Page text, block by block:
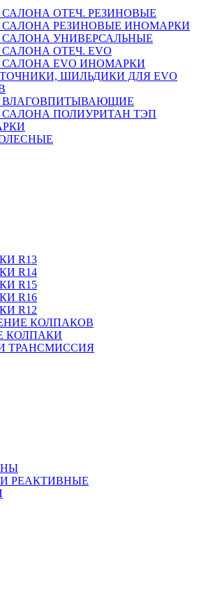
ОТЕЧ. РЕЗИНОВЫЕ
РЕЗИНОВЫЕ ИНОМАРКИ
УНИВЕРСАЛЬНЫЕ
ОТЕЧ. EVO
EVO ИНОМАРКИ
ШИЛЬДИКИ ДЛЯ EVO
ВЛАГОВПИТЫВАЮЩИЕ
ПОЛИУРИТАН ТЭП
R13
R14
R15
R16
R12
КОЛПАКОВ
КОЛПАКИ
ТРАНСМИССИЯ
РЕАКТИВНЫЕ